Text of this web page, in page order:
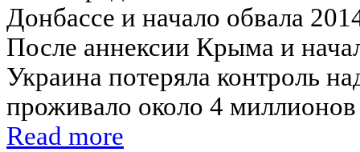
Донбассе и начало обвала
После аннексии Крыма и
Украина потеряла контроль
проживало около 4
Read more